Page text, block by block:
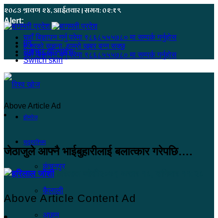
२०८३ श्रावण २४, आईतवार | समय: ०२:१९
Alert:
यहाँ बिज्ञापन गर्नु परेमा ९८६८५५५७८० मा सम्पर्क गर्नुहोस
हजुरको सूचना, हाम्रो खबर बन्न सक्छ
यहाँ बिज्ञापन गर्नु परेमा ९८६८५५५७८० मा सम्पर्क गर्नुहोस
मेनू
समाचार खोज्नुहोस्
Switch skin
होमपेज
सुदूरपश्चिम
कंचनपुर
कैलाली
अछाम
Above Article Ad
जेठाजुले आफ्नै भाईबुहारीलाई बलात्कार गरेपछि….
हरिलाल जोशी
Above Article Content Ad